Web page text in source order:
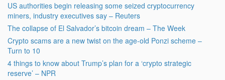
US authorities begin releasing some seized cryptocurrency
miners, industry executives say – Reuters
The collapse of El Salvador’s bitcoin dream – The Week
Crypto scams are a new twist on the age-old Ponzi scheme –
Turn to 10
4 things to know about Trump’s plan for a ‘crypto strategic
reserve’ – NPR